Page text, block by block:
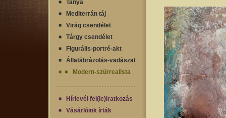
Tanya
Mediterrán táj
Virág csendélet
Tárgy csendélet
Figurális-portré-akt
Állatábrázolás-vadászat
Modern-szürrealista
Hírlevél fel(le)iratkozás
Vásárlóink írták